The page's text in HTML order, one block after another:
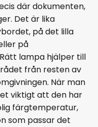
där dokumenten,
Det är lika
på det lilla
på
lampa hjälper till
från resten av
När man
viktigt att den har
färgtemperatur,
som passar det